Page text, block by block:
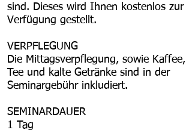
sind. Dieses wird Ihnen kostenlos zur
Verfügung gestellt.
VERPFLEGUNG
Die Mittagsverpflegung, sowie Kaffee,
Tee und kalte Getränke sind in der
Seminargebühr inkludiert.
SEMINARDAUER
1 Tag